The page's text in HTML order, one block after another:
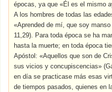
épocas, ya que «Él es el mismo
A los hombres de todas las
«Aprended de mí, que soy
11,29). Para toda época se ha
hasta la muerte; en toda época
Apóstol: «Aquellos que son de
sus vicios y concupiscencias»
en día se practicase más esas
de tiempos pasados, quienes en